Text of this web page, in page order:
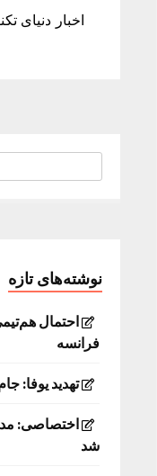
اخبار دنیای
نوشته‌های تازه
احتمال
فرانسه
تهدید یوفا:
اختصاصی:
شد